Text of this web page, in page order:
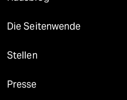
Die Seitenwende
Stellen
Presse